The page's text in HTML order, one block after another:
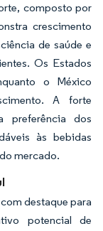
composto por
crescimento
de saúde e
Os Estados
o México
A forte
preferência dos
às bebidas
mercado.
destaque para
potencial de